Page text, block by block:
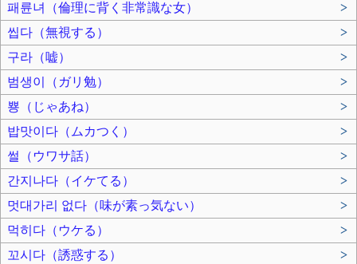
패륜녀（倫理に背く非常識な女）
>
씹다（無視する）
>
구라（嘘）
>
범생이（ガリ勉）
>
뿅（じゃあね）
>
밥맛이다（ムカつく）
>
썰（ウワサ話）
>
간지나다（イケてる）
>
멋대가리 없다（味が素っ気ない）
>
먹히다（ウケる）
>
꼬시다（誘惑する）
>